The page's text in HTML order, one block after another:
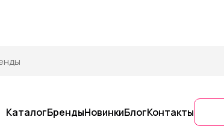
КаталогБрендыНовинкиБлогКонтакты